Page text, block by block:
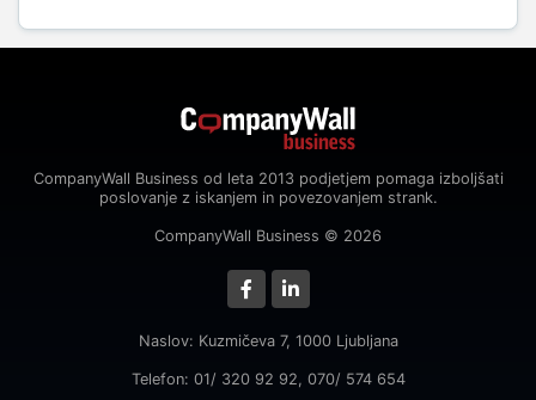
CompanyWall Business od leta 2013 podjetjem pomaga izboljšati
poslovanje z iskanjem in povezovanjem strank.
CompanyWall Business © 2026
Naslov: Kuzmičeva 7, 1000 Ljubljana
Telefon: 01/ 320 92 92, 070/ 574 654